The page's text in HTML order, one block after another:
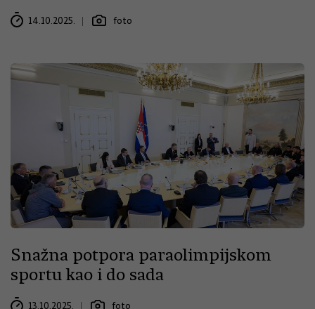
14.10.2025. foto
Snažna potpora paraolimpijskom
sportu kao i do sada
13.10.2025. foto